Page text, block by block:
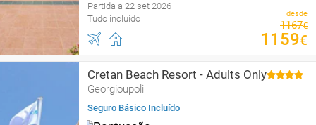
Partida a 22 set 2026
Tudo incluído
desde
1167€
1159€
Cretan Beach Resort - Adults Only
Georgioupoli
Seguro Básico Incluído